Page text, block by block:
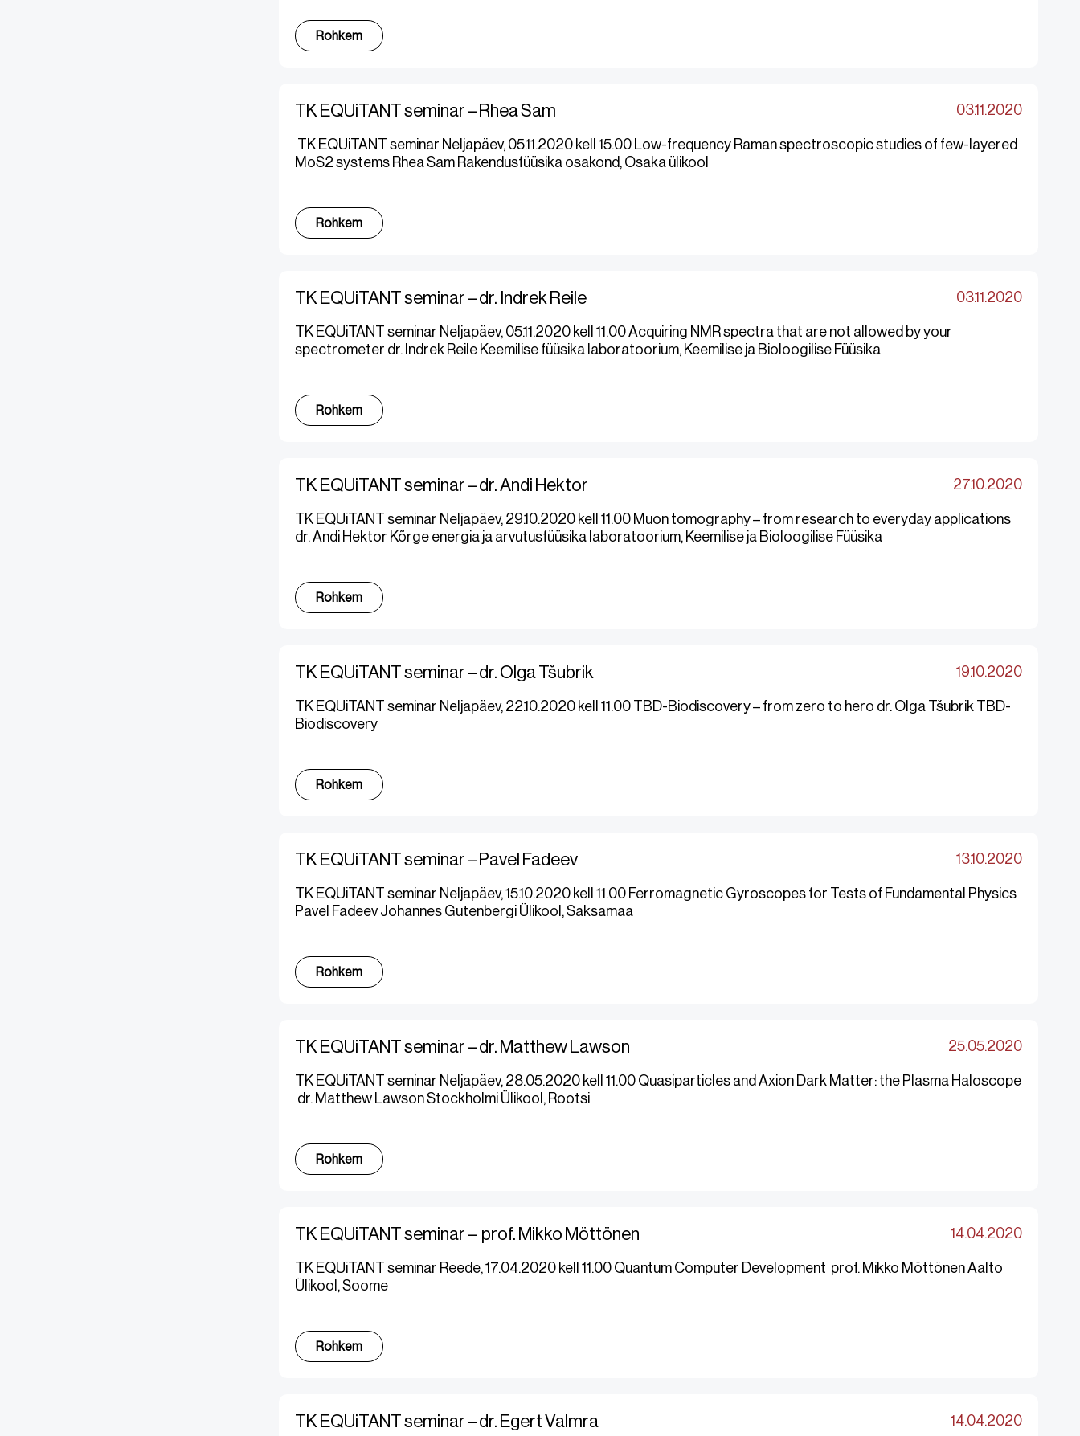
Rohkem
TK EQUiTANT seminar – Rhea Sam 03.11.2020
TK EQUiTANT seminar Neljapäev, 05.11.2020 kell 15.00 Low-frequency Raman spectroscopic studies of few-layered
MoS2 systems Rhea Sam Rakendusfüüsika osakond, Osaka ülikool
Rohkem
TK EQUiTANT seminar – dr. Indrek Reile 03.11.2020
TK EQUiTANT seminar Neljapäev, 05.11.2020 kell 11.00 Acquiring NMR spectra that are not allowed by your
spectrometer dr. Indrek Reile Keemilise füüsika laboratoorium, Keemilise ja Bioloogilise Füüsika
Rohkem
TK EQUiTANT seminar – dr. Andi Hektor 27.10.2020
TK EQUiTANT seminar Neljapäev, 29.10.2020 kell 11.00 Muon tomography – from research to everyday applications
dr. Andi Hektor Kõrge energia ja arvutusfüüsika laboratoorium, Keemilise ja Bioloogilise Füüsika
Rohkem
TK EQUiTANT seminar – dr. Olga Tšubrik 19.10.2020
TK EQUiTANT seminar Neljapäev, 22.10.2020 kell 11.00 TBD-Biodiscovery – from zero to hero dr. Olga Tšubrik TBD-
Biodiscovery
Rohkem
TK EQUiTANT seminar – Pavel Fadeev 13.10.2020
TK EQUiTANT seminar Neljapäev, 15.10.2020 kell 11.00 Ferromagnetic Gyroscopes for Tests of Fundamental Physics
Pavel Fadeev Johannes Gutenbergi Ülikool, Saksamaa
Rohkem
TK EQUiTANT seminar – dr. Matthew Lawson 25.05.2020
TK EQUiTANT seminar Neljapäev, 28.05.2020 kell 11.00 Quasiparticles and Axion Dark Matter: the Plasma Haloscope
dr. Matthew Lawson Stockholmi Ülikool, Rootsi
Rohkem
TK EQUiTANT seminar – prof. Mikko Möttönen 14.04.2020
TK EQUiTANT seminar Reede, 17.04.2020 kell 11.00 Quantum Computer Development prof. Mikko Möttönen Aalto
Ülikool, Soome
Rohkem
TK EQUiTANT seminar – dr. Egert Valmra 14.04.2020